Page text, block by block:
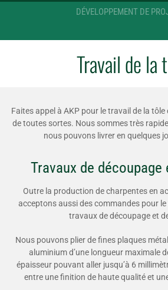
DÉVELOPPEMENT DE
Travail de la
Faites appel à AKP pour le travail de la
de toutes sortes. Nous sommes très
nous pouvons livrer en quelques
Travaux de découpage
Outre la production de charpentes en
acceptons aussi des commandes pour
travaux de découpage et
Nous pouvons plier de fines plaques
aluminium d’une longueur maximale
épaisseur pouvant aller jusqu’à 6
entre une finition de haute qualité et